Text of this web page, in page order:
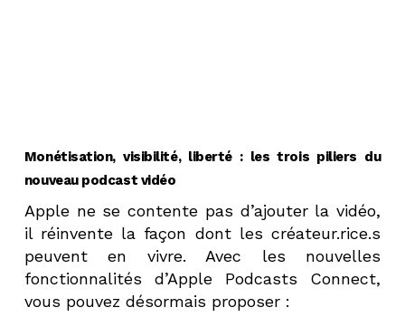
Monétisation, visibilité, liberté : les trois piliers du
nouveau podcast vidéo
Apple ne se contente pas d’ajouter la vidéo,
il réinvente la façon dont les créateur.rice.s
peuvent en vivre. Avec les nouvelles
fonctionnalités d’Apple Podcasts Connect,
vous pouvez désormais proposer :